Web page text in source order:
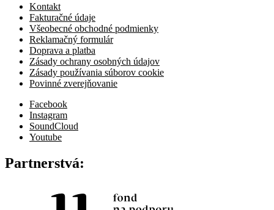
Kontakt
Fakturačné údaje
Všeobecné obchodné podmienky
Reklamačný formulár
Doprava a platba
Zásady ochrany osobných údajov
Zásady používania súborov cookie
Povinné zverejňovanie
Facebook
Instagram
SoundCloud
Youtube
Partnerstvá: